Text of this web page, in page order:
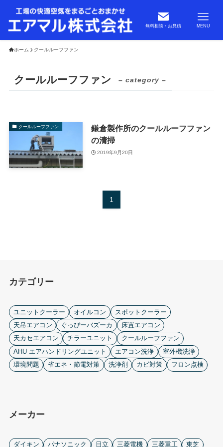
無料相談・お見積 MENU
ホーム クールルーフファン
クールルーフファン – category –
クールルーフファン
鎌倉製作所のクールルーフファン
の清掃
2019年9月20日
1
カテゴリー
ユニットクーラー オイルコン
スポットクーラー
天吊エアコン
ぐっぴーバズーカ
床置エアコン
天カセエアコン
チラーユニット
クールルーフファン
AHU エアハンドリングユニット
エアコン洗浄
室外機洗浄
環境問題
省エネ・節電対策 洗浄剤 カビ対策 フロン点検
メーカー
ダイキン パナソニック 日立 三菱電機 三菱重工 東芝